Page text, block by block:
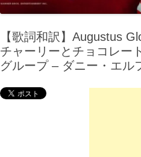
【歌詞和訳】Augustus
チャーリーとチョコレー
グループ – ダニー・エル